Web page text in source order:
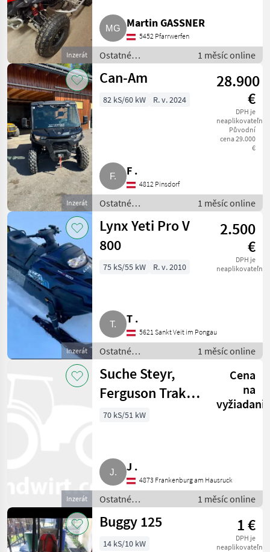
Inzerát
Martin GASSNER
5452 Pfarrwerfen
Ostatné
poľnohospodárske
silové stroje / ATV /
1 měsíc online
Inzerát
Can-Am
28.900
€
DPH je
neaplikovateľné
Původní
cena 29.000
€
82 kS/60 kW R. v. 2024
F .
4812 Pinsdorf
Ostatné
poľnohospodárske
silové stroje / ATV /
UTV / Quad
1 měsíc online
Inzerát
Lynx Yeti Pro V
800
2.500
€
DPH je
neaplikovateľné
75 kS/55 kW R. v. 2010
T .
5621 Sankt Veit im Pongau
Ostatné
poľnohospodárske
silové stroje / ATV /
UTV / Quad
1 měsíc online
Inzerát
Suche Steyr,
Ferguson Traktor
bis € 10.000,-
Cena
na
70 kS/51 kW
J .
4873 Frankenburg am Hausruck
Ostatné
poľnohospodárske
silové stroje / ATV /
1 měsíc online
Buggy 125 1 €
DPH je
neaplikovateľné
14 kS/10 kW